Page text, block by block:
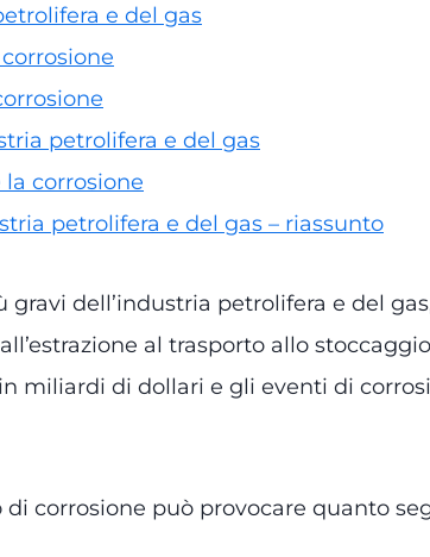
e del gas
petrolifera e del gas
corrosione
petrolifera e del gas – riassunto
dell’industria petrolifera e del
al trasporto allo
miliardi di dollari e gli eventi di
corrosione può provocare quanto